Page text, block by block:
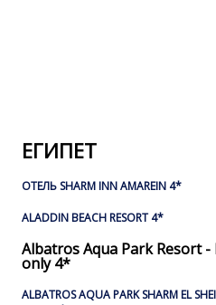
ЕГИПЕТ
ОТЕЛЬ SHARM INN AMAREIN 4*
ALADDIN BEACH RESORT 4*
Albatros Aqua Park Resort -
only 4*
ALBATROS AQUA PARK SHARM EL